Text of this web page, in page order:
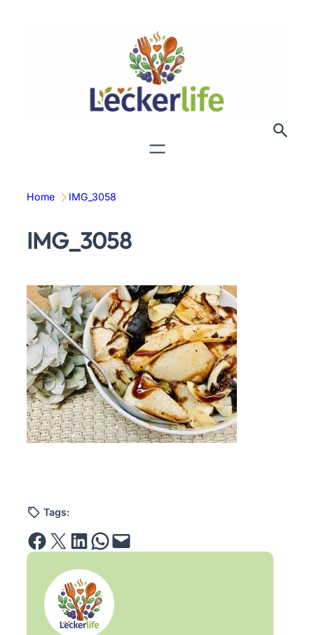
Home IMG_3058
IMG_3058
Tags:
Share on Facebook Email this Page Share on LinkedIn Share on WhatsApp Email this Page